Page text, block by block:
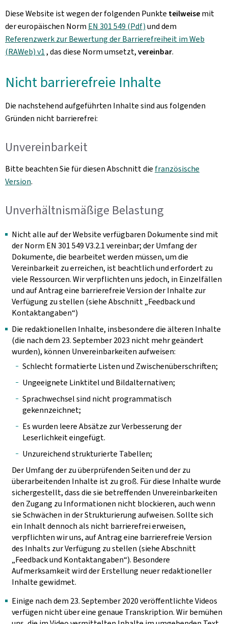
Diese Website ist wegen der folgenden Punkte teilweisemit
der europäischen Norm EN 301 549 (Pdf)und dem
Referenzwerk zur Bewertung der Barrierefreiheit im Web
(RAWeb) v1, das diese Norm umsetzt,vereinbar.
Nicht barrierefreie Inhalte
Die nachstehend aufgeführten Inhalte sind aus folgenden
Gründen nicht barrierefrei:
Unvereinbarkeit
Bitte beachten Sie für diesen Abschnitt die französische
Version.
Unverhältnismäßige Belastung
Nicht alle auf der Website verfügbaren Dokumente sind mit
der Norm EN 301 549 V3.2.1 vereinbar; der Umfang der
Dokumente, die bearbeitet werden müssen, um die
Vereinbarkeit zu erreichen, ist beachtlich und erfordert zu
viele Ressourcen. Wir verpflichten uns jedoch, in Einzelfällen
und auf Antrag eine barrierefreie Version der Inhalte zur
Verfügung zu stellen (siehe Abschnitt „Feedback und
Kontaktangaben“)
Die redaktionellen Inhalte, insbesondere die älteren Inhalte
(die nach dem 23. September 2023 nicht mehr geändert
wurden), können Unvereinbarkeiten aufweisen:
Schlecht formatierte Listen und Zwischenüberschriften;
Ungeeignete Linktitel und Bildalternativen;
Sprachwechsel sind nicht programmatisch
gekennzeichnet;
Es wurden leere Absätze zur Verbesserung der
Leserlichkeit eingefügt.
Unzureichend strukturierte Tabellen;
Der Umfang der zu überprüfenden Seiten und der zu
überarbeitenden Inhalte ist zu groß. Für diese Inhalte wurde
sichergestellt, dass die sie betreffenden Unvereinbarkeiten
den Zugang zu Informationen nicht blockieren, auch wenn
sie Schwächen in der Strukturierung aufweisen. Sollte sich
ein Inhalt dennoch als nicht barrierefrei erweisen,
verpflichten wir uns, auf Antrag eine barrierefreie Version
des Inhalts zur Verfügung zu stellen (siehe Abschnitt
„Feedback und Kontaktangaben“). Besondere
Aufmerksamkeit wird der Erstellung neuer redaktioneller
Inhalte gewidmet.
Einige nach dem 23. September 2020 veröffentlichte Videos
verfügen nicht über eine genaue Transkription. Wir bemühen